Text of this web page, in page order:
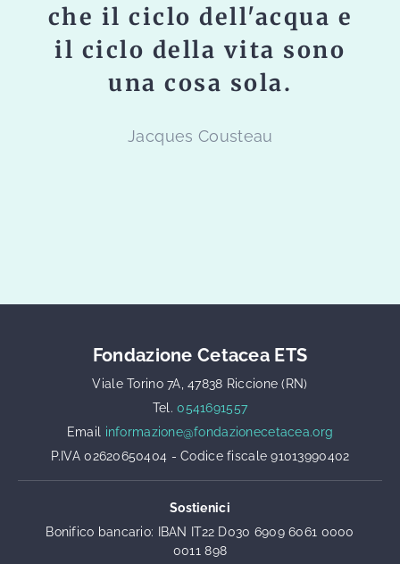
il ciclo dell'acqua e
della vita sono
una cosa sola.
Jacques Cousteau
Fondazione Cetacea ETS
Viale Torino 7A, 47838 Riccione (RN)
Tel.0541691557
Email informazione@fondazionecetacea.org
P.IVA 02620650404 - Codice fiscale 91013990402
Sostienici
Bonifico bancario: IBAN IT22 D030 6909 6061 0000
0011 898